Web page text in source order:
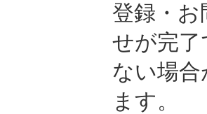
登録・
せが完
ない場
ます。